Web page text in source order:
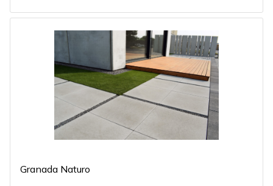
Granada Naturo